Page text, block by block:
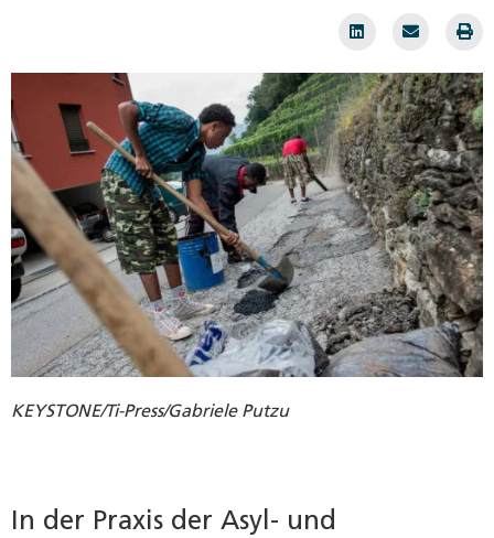
KEYSTONE/Ti-Press/Gabriele Putzu
In der Praxis der Asyl- und